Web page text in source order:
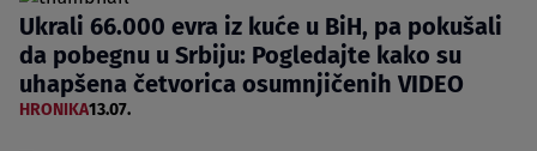
Ukrali 66.000 evra iz kuće u BiH, pa pokušali
da pobegnu u Srbiju: Pogledajte kako su
uhapšena četvorica osumnjičenih VIDEO
HRONIKA13.07.